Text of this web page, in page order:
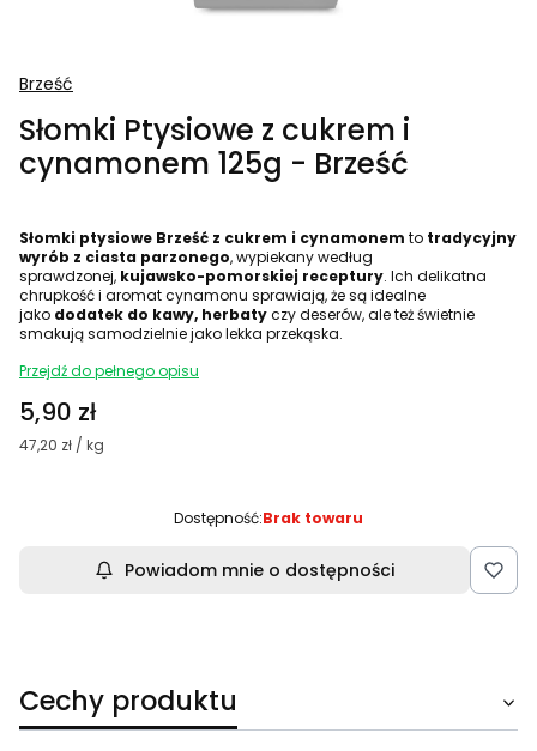
Brześć
Słomki Ptysiowe z cukrem i
cynamonem 125g - Brześć
Słomki ptysiowe Brześć z cukrem i cynamonem to tradycyjny
wyrób z ciasta parzonego, wypiekany według
sprawdzonej, kujawsko-pomorskiej receptury. Ich delikatna
chrupkość i aromat cynamonu sprawiają, że są idealne
jako dodatek do kawy, herbatyczy deserów, ale też świetnie
smakują samodzielnie jako lekka przekąska.
Przejdź do pełnego opisu
Cena
5,90 zł
47,20 zł / kg
Dostępność:Brak towaru
Powiadom mnie o dostępności
Cechy produktu